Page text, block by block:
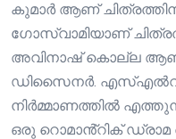
കുമാർ ആണ്
ഗോസ്വാമിയാണ്
അവിനാഷ് കൊല്ല ആണ്
ഡിസൈനര്‍. എസ്എല്‍വി
നിര്‍മ്മാണത്തില്‍
ഒരു റൊമാൻ്റിക്